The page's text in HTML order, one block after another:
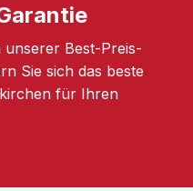
Best-Preis-
Sie sich das beste
für Ihren